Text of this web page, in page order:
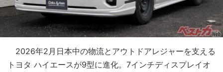
2026年2月日本中の物流とアウトドアレジャーを支える
トヨタ ハイエースが9型に進化。7インチディスプレイオ